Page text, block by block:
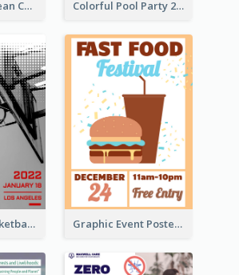
Simple And Clean Coral Ribbon Poster Design Idea Colorful Pool Party 2021 Poster
Sharp Red Basketball Tournament 2021 Poster Graphic Event Poster With Details